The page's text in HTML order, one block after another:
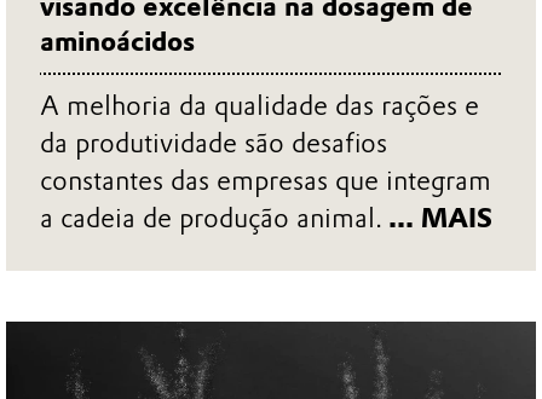
aminoácidos
A melhoria da qualidade das rações e
da produtividade são desafios
constantes das empresas que integram
a cadeia de produção animal. ... MAIS